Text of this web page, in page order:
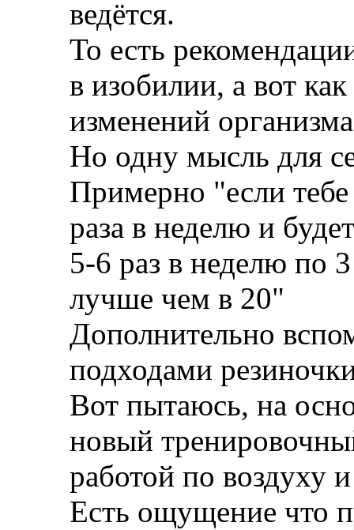
ведётся.
То есть
в изобилии, а вот
изменений
Но одну мысль для
Примерно "если
раза в неделю и
5-6 раз в неделю по
лучше чем в 20"
Дополнительно
подходами
Вот пытаюсь, на
новый
работой по воздуху
Есть ощущение что